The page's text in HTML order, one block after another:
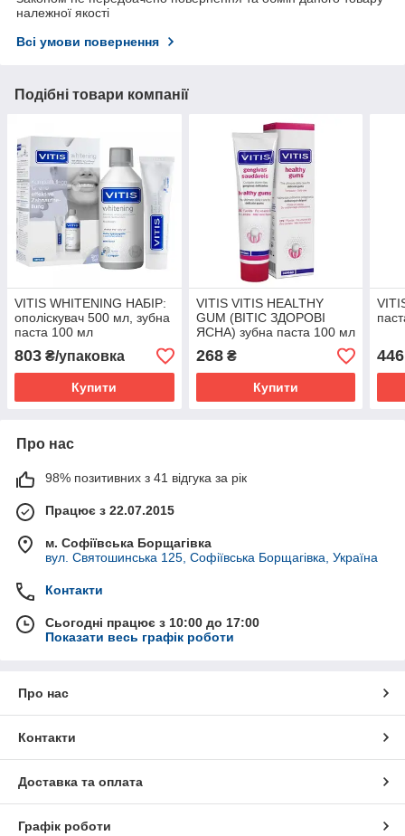
належної якості
Всі умови повернення
Подібні товари компанії
VITIS WHITENING НАБІР:
ополіскувач 500 мл, зубна
паста 100 мл
803 ₴/упаковка
Купити
VITIS VITIS HEALTHY
GUM (ВІТІС ЗДОРОВІ
ЯСНА) зубна паста 100 мл
268₴
Купити
446
Про нас
98% позитивних з 41 відгука за рік
Працює з 22.07.2015
м. Софіївська Борщагівка
вул. Святошинська 125, Софіївська Борщагівка, Україна
Контакти
Сьогодні працює з 10:00 до 17:00
Показати весь графік роботи
Про нас
Контакти
Доставка та оплата
Графік роботи